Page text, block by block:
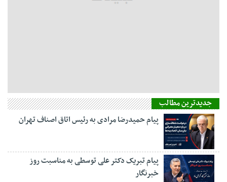
جدیدترین مطالب
پیام حمیدرضا مرادی به رئیس اتاق اصناف تهران
پیام تبریک دکتر علی توسطی به مناسبت روز
خبرنگار